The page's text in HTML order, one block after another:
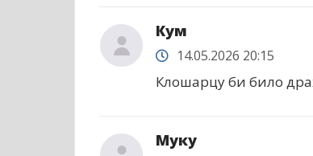
Кум
14.05.2026 20:15
Клошарцу би било
Муку